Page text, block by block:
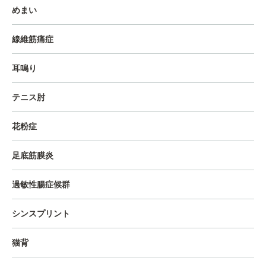
めまい
線維筋痛症
耳鳴り
テニス肘
花粉症
足底筋膜炎
過敏性腸症候群
シンスプリント
猫背